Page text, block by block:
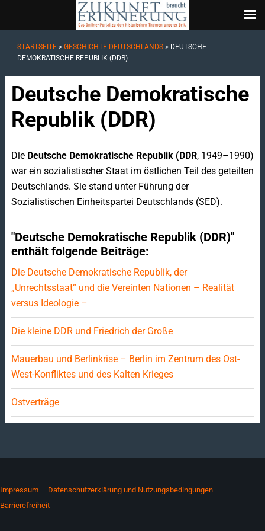
STARTSEITE> GESCHICHTE DEUTSCHLANDS> DEUTSCHE
DEMOKRATISCHE REPUBLIK (DDR)
Deutsche Demokratische
Republik (DDR)
Die Deutsche Demokratische Republik (DDR, 1949–1990)
war ein sozialistischer Staat im östlichen Teil des geteilten
Deutschlands. Sie stand unter Führung der
Sozialistischen Einheitspartei Deutschlands (SED).
"Deutsche Demokratische Republik (DDR)"
enthält folgende Beiträge:
Die Deutsche Demokratische Republik, der
„Unrechtsstaat“ und die Vereinten Nationen – Realität
versus Ideologie –
Die kleine DDR und Friedrich der Große
Mauerbau und Berlinkrise – Berlin im Zentrum des Ost-
West-Konfliktes und des Kalten Krieges
Ostverträge
Impressum
Datenschutzerklärung und Nutzungsbedingungen
Barrierefreiheit